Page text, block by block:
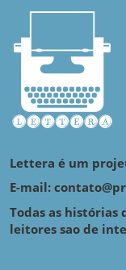
Lettera é um
E-mail:
Todas as histórias
leitores sao de